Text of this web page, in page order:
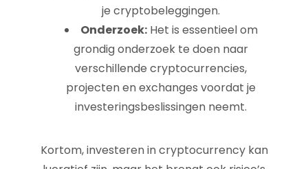
je cryptobeleggingen.
Onderzoek:Het is essentieel om
grondig onderzoek te doen naar
verschillende cryptocurrencies,
projecten en exchanges voordat je
investeringsbeslissingen neemt.
Kortom, investeren in cryptocurrency kan